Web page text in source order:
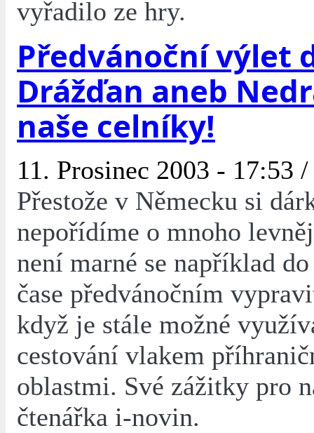
vyřadilo ze hry.
Předvánoční výlet
Drážďan aneb
naše celníky!
11. Prosinec 2003 - 17:53
Přestože v Německu si
nepořídíme o mnoho
není marné se například
čase předvánočním
když je stále možné
cestování vlakem
oblastmi. Své zážitky pro
čtenářka i-novin.